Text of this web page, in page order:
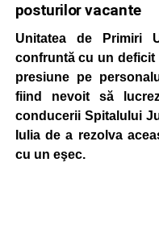
posturilor vacante
Unitatea de Primiri
confruntă cu un deficit
presiune pe
fiind nevoit să
conducerii Spitalului
Iulia de a rezolva
cu un eşec.